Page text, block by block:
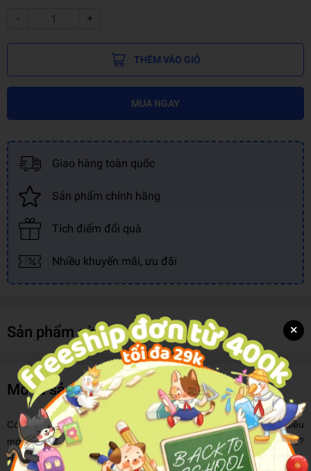
- +
THÊM VÀO GIỎ
MUA NGAY
Giao hàng toàn quốc
Sản phẩm chính hãng
Tích điểm đổi quà
Nhiều khuyến mãi, ưu đãi
Sản phẩm cùng loại
Mô tả sản phẩm
Có phải đôi khi bạn có cảm giác càng "già" thì càng khó học điều
mới? Hoặc là thấy khó ghi nhớ những điều cần cho công việc?
Hoặc có cảm giác cha mẹ thông minh thì mới sinh con thông minh?
×